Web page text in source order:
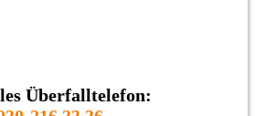
Überfalltelefon: